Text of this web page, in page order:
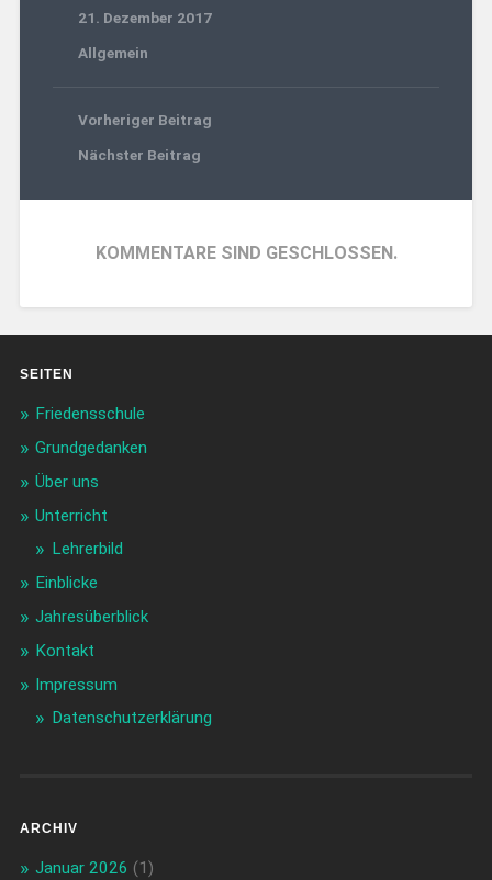
21. Dezember 2017
Allgemein
Vorheriger Beitrag
Nächster Beitrag
KOMMENTARE SIND GESCHLOSSEN.
SEITEN
Friedensschule
Grundgedanken
Über uns
Unterricht
Lehrerbild
Einblicke
Jahresüberblick
Kontakt
Impressum
Datenschutzerklärung
ARCHIV
Januar 2026 (1)